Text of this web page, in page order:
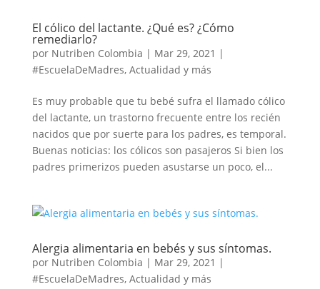
El cólico del lactante. ¿Qué es? ¿Cómo
remediarlo?
por Nutriben Colombia | Mar 29, 2021 |
#EscuelaDeMadres, Actualidad y más
Es muy probable que tu bebé sufra el llamado cólico
del lactante, un trastorno frecuente entre los recién
nacidos que por suerte para los padres, es temporal.
Buenas noticias: los cólicos son pasajeros Si bien los
padres primerizos pueden asustarse un poco, el...
Alergia alimentaria en bebés y sus síntomas.
por Nutriben Colombia | Mar 29, 2021 |
#EscuelaDeMadres, Actualidad y más